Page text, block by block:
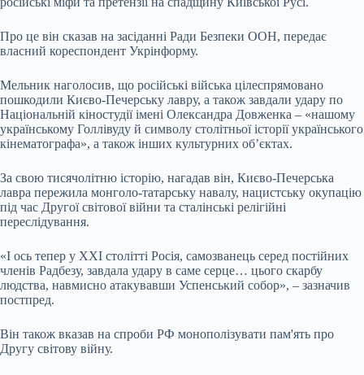
Про це він сказав на засіданні Ради Безпеки ООН, передає
власний кореспондент Укрінформу.
Мельник наголосив, що російські війська цілеспрямовано
пошкодили Києво-Печерську лавру, а також завдали удару по
Національній кіностудіїімені Олександра Довженка – «нашому
українському Голлівуду й символу столітньої історії українського
кінематографа», а також інших культурних об’єктах.
За свою тисячолітню історію, нагадав він, Києво-Печерська
лавра пережила монголо-татарську навалу, нацистську окупацію
під час Другої світової війни та сталінські релігійні
переслідування.
«І ось тепер у XXI столітті Росія, самозванець серед постійних
членів Радбезу, завдала удару в саме серце… цього скарбу
людства, навмисно атакувавши Успенський собор», – зазначив
постпред.
Він також вказав на спроби РФ монополізувати пам'ять про
Другу світову війну.